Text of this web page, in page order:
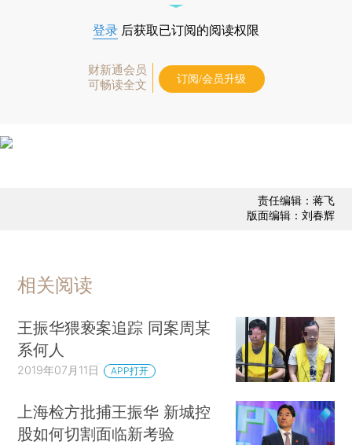
登录 后获取已订阅的阅读权限
财新通会员
可畅读全文
订阅/会员升级
责任编辑：蒋飞
版面编辑：刘春辉
相关阅读
王振华猥亵案追踪 同案周某
系何人
2019年07月11日 APP打开
上海检方批捕王振华 新城控
股如何切割面临新考验